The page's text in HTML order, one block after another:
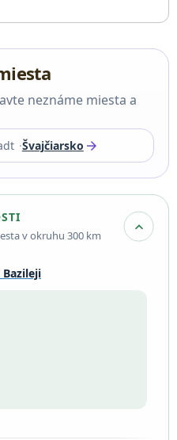
neznáme miesta a
Švajčiarsko arrow_forward
v okruhu 300 km expand_more